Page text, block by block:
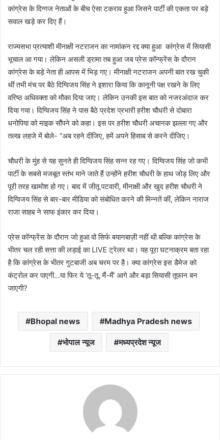
कांग्रेस के दिग्गज नेताओं के बीच ऐसा टकराव हुआ जिसने पार्टी की एकता पर बड़े
सवाल खड़े कर दिए हैं।
राज्यसभा प्रत्याशी मीनाक्षी नटराजन का नामांकन रद्द क्या हुआ कांग्रेस में सियासी
भूचाल आ गया। लेकिन असली ड्रामा तब हुआ जब प्रेस कॉन्फ्रेंस के दौरान
कांग्रेस के बड़े नेता ही आपस में भिड़ गए। मीनाक्षी नटराजन अपनी बात रख चुकी
थीं तभी मंच पर बैठे दिग्विजय सिंह ने इशारा किया कि कानूनी पक्ष रखने के लिए
वरिष्ठ अधिवक्ता को मौका दिया जाए। लेकिन उनकी इस बात को नजरअंदाज कर
दिया गया। दिग्विजय सिंह ने पास बैठे प्रदेश प्रभारी हरीश चौधरी से दोबारा
धनोपिया को माइक सौंपने को कहा। इस पर हरीश चौधरी अचानक झल्ला गए और
तल्ख लहजे में बोले- “अब रहने दीजिए, हमें अपने हिसाब से करने दीजिए।
चौधरी के मुंह से यह सुनते ही दिग्विजय सिंह सन्न रह गए। दिग्विजय सिंह जो कभी
पार्टी के सबसे मजबूत स्तंभ माने जाते हैं उन्होंने हरीश चौधरी के हाथ जोड़ लिए और
पूरी तरह खामोश हो गए। बाद में जीतू पटवारी, मीनाक्षी और खुद हरीश चौधरी ने
दिग्विजय सिंह से बार-बार मीडिया को संबोधित करने की मिन्नतें कीं, लेकिन नाराज
राजा साहब ने साफ इंकार कर दिया।
प्रेस कॉन्फ्रेंस के दौरान जो हुआ वो सिर्फ बयानबाज़ी नहीं थी बल्कि कांग्रेस के
भीतर चल रही सत्ता की लड़ाई का LIVE ट्रेलर था। यह पूरा घटनाक्रम बता रहा
है कि कांग्रेस के भीतर गुटबाजी अब चरम पर है। क्या कांग्रेस इस डैमेज को
कंट्रोल कर पाएगी…या फिर ये ‘तू-तू, मैं-मैं’ आगे और बड़ा सियासी तूफान बन
जाएगी?
Bhopal news Madhya Pradesh news
भोपाल न्यूज मध्यप्रदेश न्यूज